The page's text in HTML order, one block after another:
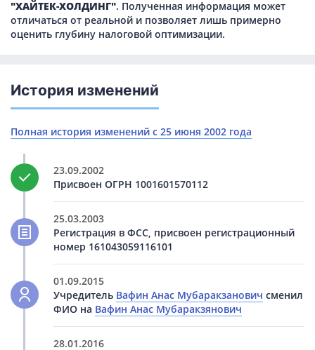
"ХАЙТЕК-ХОЛДИНГ". Полученная информация может
отличаться от реальной и позволяет лишь примерно
оценить глубину налоговой оптимизации.
История изменений
Полная история изменений с 25 июня 2002 года
23.09.2002
Присвоен ОГРН 1001601570112
25.03.2003
Регистрация в ФСС, присвоен регистрационный
номер 161043059116101
01.09.2015
Учредитель Вафин Анас Мубаракзанович сменил
ФИО на Вафин Анас Мубаракзянович
28.01.2016